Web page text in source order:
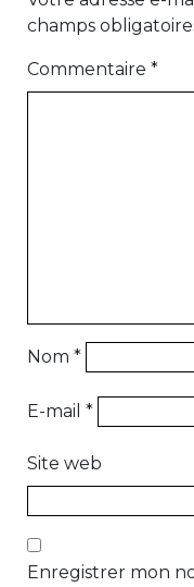
champs
Commentaire *
Nom *
E-mail *
Site web
Enregistrer mon